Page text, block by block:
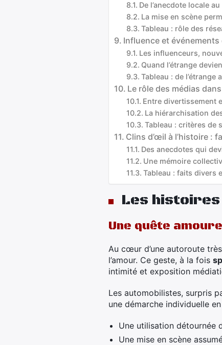
De l’anecdote locale
La mise en scène
Tableau : rôle des
Influence et
Les influenceurs,
Quand l’étrange
Tableau : de l’étrange
Le rôle des médias
Entre divertissement
La hiérarchisation
Tableau : critères de
Clins d’œil à l’histoire :
Des anecdotes qui
Une mémoire
Tableau : faits divers
Les
Une quête
Au cœur d’une autoroute
l’amour. Ce geste, à la fois
intimité et exposition
Les automobilistes, surpris
une démarche individuelle
Une utilisation détournée
Une mise en scène